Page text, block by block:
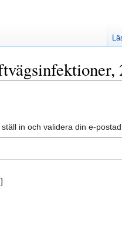
in och validera din e-